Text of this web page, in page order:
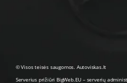
© Visos teisės saugomos. Autoviskas.lt
Serverius prižiūri BigWeb.EU – serverių